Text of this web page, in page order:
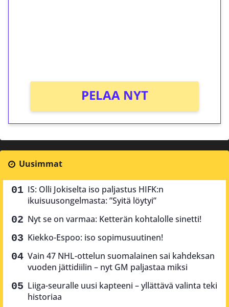
PELAA NYT
Uusimmat
IS: Olli Jokiselta iso paljastus HIFK:n
ikuisuusongelmasta: ”Syitä löytyi”
Nyt se on varmaa: Ketterän kohtalolle sinetti!
Kiekko-Espoo: iso sopimusuutinen!
Vain 47 NHL-ottelun suomalainen sai kahdeksan
vuoden jättidiilin – nyt GM paljastaa miksi
Liiga-seuralle uusi kapteeni – yllättävä valinta teki
historiaa